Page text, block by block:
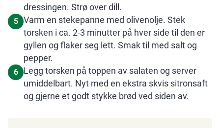
dressingen. Strø over dill.
5
Varm en stekepanne med olivenolje. Stek
torsken i ca. 2-3 minutter på hver side til den er
gyllen og flaker seg lett. Smak til med salt og
pepper.
6
Legg torsken på toppen av salaten og server
umiddelbart. Nyt med en ekstra skvis sitronsaft
og gjerne et godt stykke brød ved siden av.